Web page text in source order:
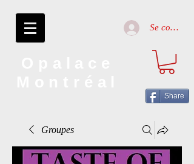
Se connecter
Share
Groupes